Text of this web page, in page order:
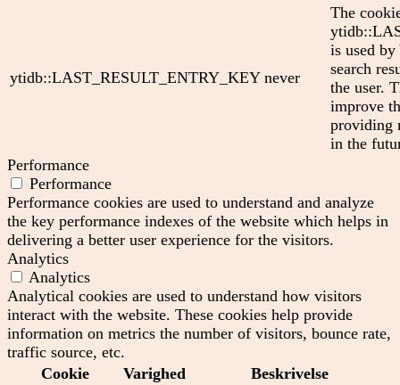
ytidb::LAST_RESULT_ENTRY_KEY never
The
is used by
search
the user.
improve
providing
in the
Performance
Performance
Performance cookies are used to understand and analyze
the key performance indexes of the website which helps in
delivering a better user experience for the visitors.
Analytics
Analytics
Analytical cookies are used to understand how visitors
interact with the website. These cookies help provide
information on metrics the number of visitors, bounce rate,
traffic source, etc.
Cookie
Varighed Beskrivelse